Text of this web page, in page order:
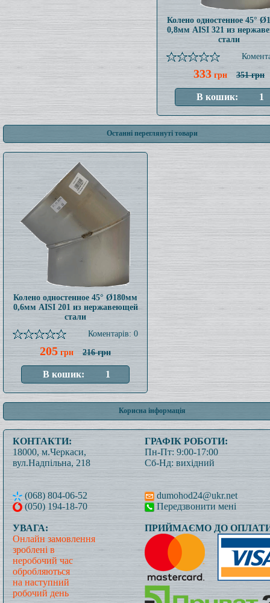
Колено одностенное 45°
0,8мм AISI 321 из
стали
333 грн 351 грн
Останні переглянуті товари
Колено одностенное 45° Ø180мм
0,6мм AISI 201 из нержавеющей
стали
Коментарів: 0
205 грн 216 грн
Корисна інформація
КОНТАКТИ:
18000, м.Черкаси,
вул.Надпільна, 218
(068) 804-06-52
(050) 194-18-70
ГРАФІК РОБОТИ:
Пн-Пт: 9:00-17:00
Сб-Нд: вихідний
dumohod24@ukr.net
Передзвонити мені
УВАГА:
Онлайн замовлення
зроблені в
неробочий час
обробляються
на наступний
робочий день
ПРИЙМАЄМО ДО